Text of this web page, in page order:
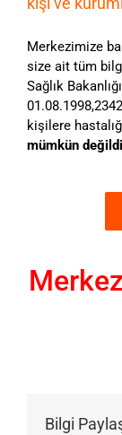
Merkezimize
size ait tüm
Sağlık
kişilere
mümkün
Bilgi